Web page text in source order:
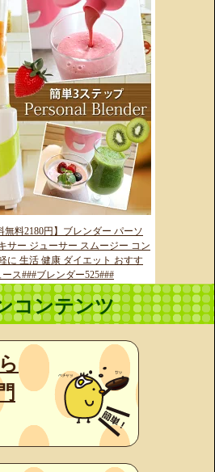
無料2180円】ブレンダー パーソ
サー ジューサー スムージー コン
に 生活 健康 ダイエット おすす
ス###ブレンダー525###
コンテンツ